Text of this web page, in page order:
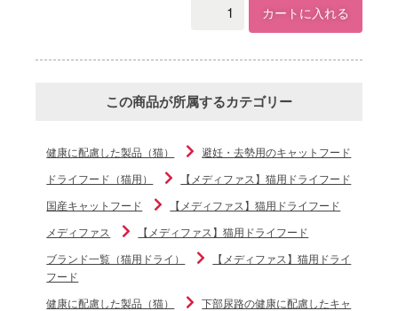
カートに入れる
この商品が所属するカテゴリー
健康に配慮した製品（猫）
避妊・去勢用のキャットフード
ドライフード（猫用）
【メディファス】猫用ドライフード
国産キャットフード
【メディファス】猫用ドライフード
メディファス
【メディファス】猫用ドライフード
ブランド一覧（猫用ドライ）
【メディファス】猫用ドライ
フード
健康に配慮した製品（猫）
下部尿路の健康に配慮したキャ